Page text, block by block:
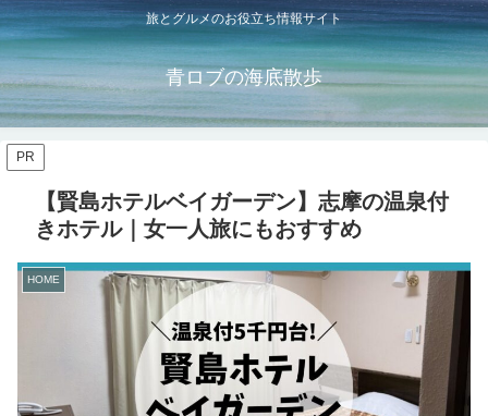
旅とグルメのお役立ち情報サイト
青ロブの海底散歩
PR
【賢島ホテルベイガーデン】志摩の温泉付
きホテル｜女一人旅にもおすすめ
HOME